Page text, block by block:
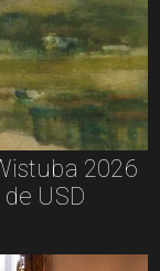
2026
USD